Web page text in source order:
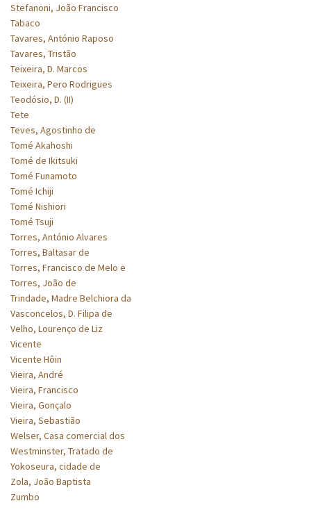
Stefanoni, João Francisco
Tabaco
Tavares, António Raposo
Tavares, Tristão
Teixeira, D. Marcos
Teixeira, Pero Rodrigues
Teodósio, D. (II)
Tete
Teves, Agostinho de
Tomé Akahoshi
Tomé de Ikitsuki
Tomé Funamoto
Tomé Ichiji
Tomé Nishiori
Tomé Tsuji
Torres, António Alvares
Torres, Baltasar de
Torres, Francisco de Melo e
Torres, João de
Trindade, Madre Belchiora da
Vasconcelos, D. Filipa de
Velho, Lourenço de Liz
Vicente
Vicente Hôin
Vieira, André
Vieira, Francisco
Vieira, Gonçalo
Vieira, Sebastião
Welser, Casa comercial dos
Westminster, Tratado de
Yokoseura, cidade de
Zola, João Baptista
Zumbo